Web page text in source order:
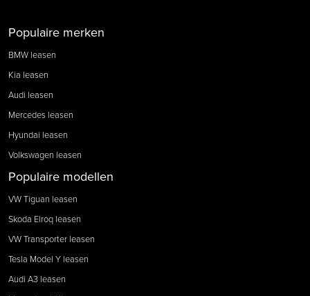
Populaire merken
BMW leasen
Kia leasen
Audi leasen
Mercedes leasen
Hyundai leasen
Volkswagen leasen
Populaire modellen
VW Tiguan leasen
Skoda Elroq leasen
VW Transporter leasen
Tesla Model Y leasen
Audi A3 leasen